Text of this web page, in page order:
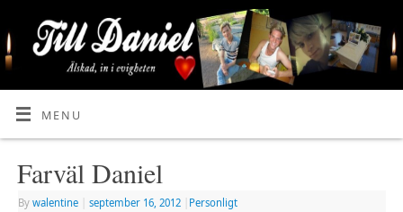
MENU
Farväl Daniel
By walentine september 16, 2012 Personligt